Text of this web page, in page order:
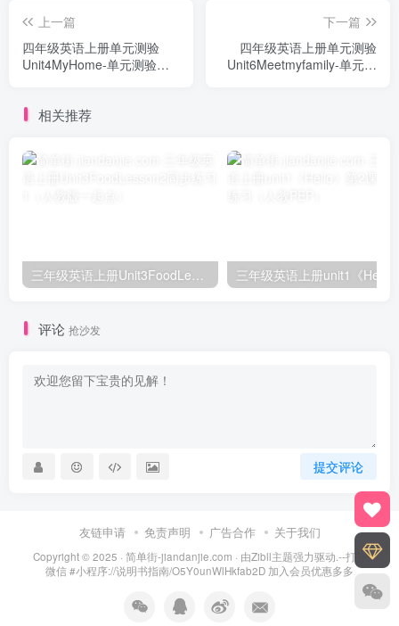
上一篇
四年级英语上册单元测验
Unit4MyHome-单元测验
下一篇
四年级英语上册单元测验
Unit6Meetmyfamily-单元测
相关推荐
评论 抢沙发
提交评论
友链申请 免责声明 广告合作 关于我们
Copyright © 2025 · 简单街-jiandanjie.com · 由Zibll主题强力驱动.--打开
微信 #小程序://说明书指南/O5Y0unWlHkfab2D 加入会员优惠多多